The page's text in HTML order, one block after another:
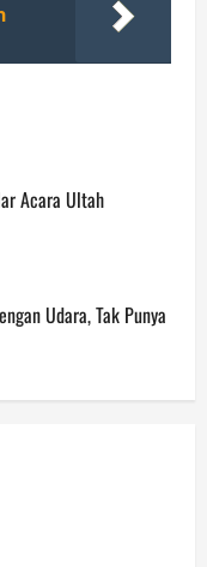
Acara Ultah
Udara, Tak Punya